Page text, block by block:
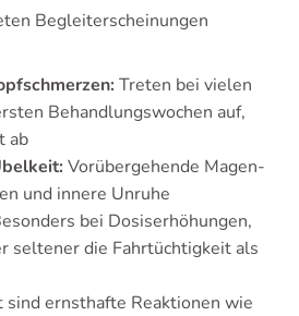
Begleiterscheinungen
Treten bei vielen
Behandlungswochen auf,
ab
Vorübergehende Magen-
und innere Unruhe
bei Dosiserhöhungen,
seltener die Fahrtüchtigkeit als
sind ernsthafte Reaktionen wie